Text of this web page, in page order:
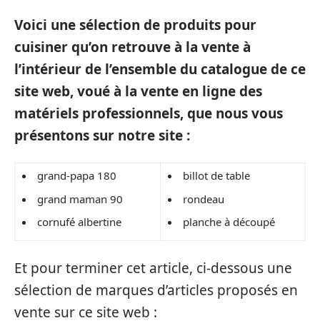
Voici une sélection de produits pour
cuisiner qu’on retrouve à la vente à
l’intérieur de l’ensemble du catalogue de ce
site web, voué à la vente en ligne des
matériels professionnels, que nous vous
présentons sur notre site :
grand-papa 180
grand maman 90
cornufé albertine
billot de table
rondeau
planche à découpé
Et pour terminer cet article, ci-dessous une
sélection de marques d’articles proposés en
vente sur ce site web :